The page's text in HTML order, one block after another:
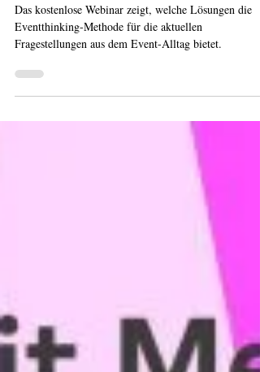
Methode!“
Das kostenlose Webinar zeigt, welche Lösungen die
Eventthinking-Methode für die aktuellen
Fragestellungen aus dem Event-Alltag bietet.